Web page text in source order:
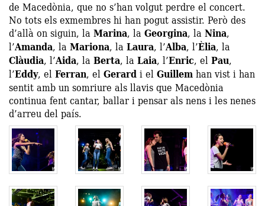
de Macedònia, que no s’han volgut perdre el concert.
No tots els exmembres hi han pogut assistir. Però des
d’allà on siguin, laMarina, laGeorgina, laNina,
l’Amanda, laMariona, laLaura, l’Alba, l’Èlia, la
Clàudia, l’Aida, laBerta, laLaia, l’Enric, elPau,
l’Eddy, elFerran, elGerardi elGuillemhan vist i han
sentit amb un somriure als llavis que Macedònia
continua fent cantar, ballar i pensar als nens i les nenes
d’arreu del país.